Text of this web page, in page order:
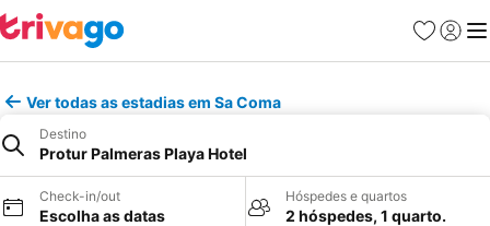
Favoritos
Iniciar
Ver todas as estadias em Sa Coma
Destino
Protur Palmeras Playa Hotel
Check-in/out
Escolha as datas
Hóspedes e quartos
2 hóspedes, 1 quarto.